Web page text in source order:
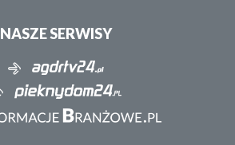
NASZE SERWISY